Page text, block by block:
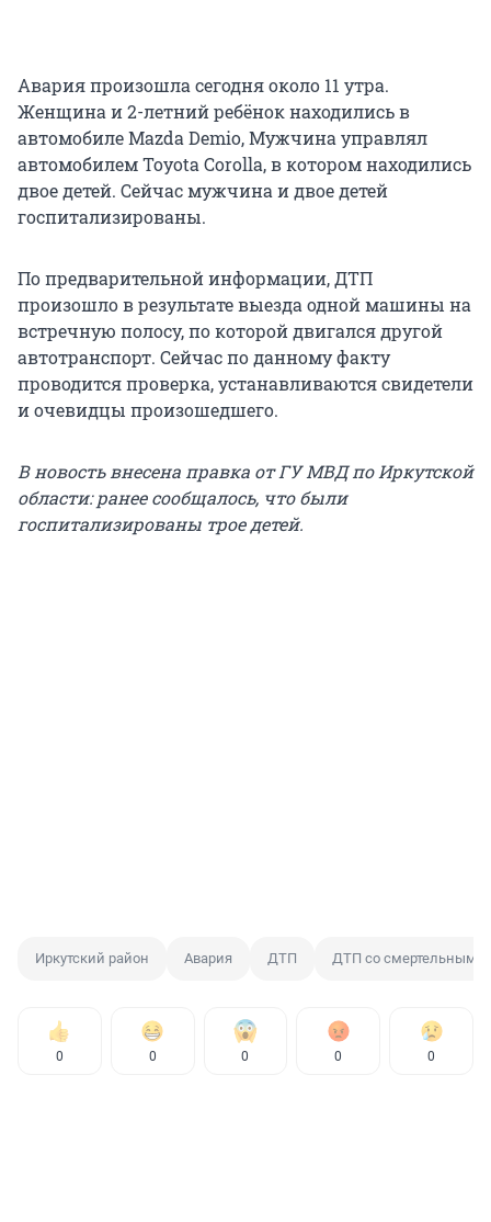
Авария произошла сегодня около 11 утра.
Женщина и 2-летний ребёнок находились в
автомобиле Mazda Demio, Мужчина управлял
автомобилем Toyota Corolla, в котором находились
двое детей. Сейчас мужчина и двое детей
госпитализированы.
По предварительной информации, ДТП
произошло в результате выезда одной машины на
встречную полосу, по которой двигался другой
автотранспорт. Сейчас по данному факту
проводится проверка, устанавливаются свидетели
и очевидцы произошедшего.
В новость внесена правка от ГУ МВД по Иркутской
области: ранее сообщалось, что были
госпитализированы трое детей.
Иркутский район Авария ДТП ДТП со смертельным
0 0 0 0 0